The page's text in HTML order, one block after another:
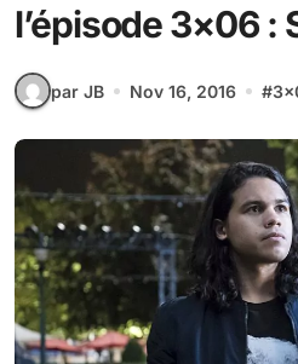
l’épisode 3×06 :
par JB Nov 16, 2016 #